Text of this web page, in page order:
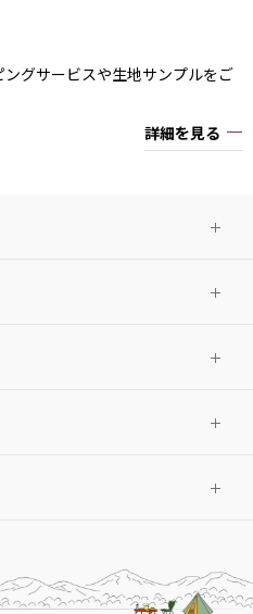
グサービスや生地サンプルをご
詳細を見る